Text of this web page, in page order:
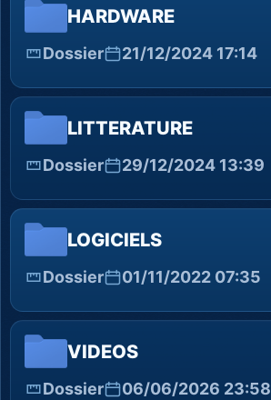
HARDWARE
Dossier 21/12/2024 17:14
LITTERATURE
Dossier 29/12/2024 13:39
LOGICIELS
Dossier 01/11/2022 07:35
VIDEOS
Dossier 06/06/2026 23:58